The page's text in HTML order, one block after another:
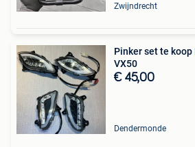
Zwijndrecht
Pinker set te koop
VX50
€ 45,00
Dendermonde